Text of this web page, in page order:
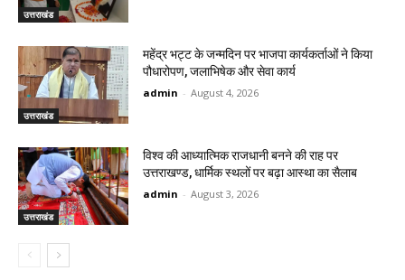
उत्तराखंड
उत्तराखंड
महेंद्र भट्ट के जन्मदिन पर भाजपा कार्यकर्ताओं ने किया
पौधारोपण, जलाभिषेक और सेवा कार्य
admin - August 4, 2026
उत्तराखंड
विश्व की आध्यात्मिक राजधानी बनने की राह पर
उत्तराखण्ड, धार्मिक स्थलों पर बढ़ा आस्था का सैलाब
admin - August 3, 2026